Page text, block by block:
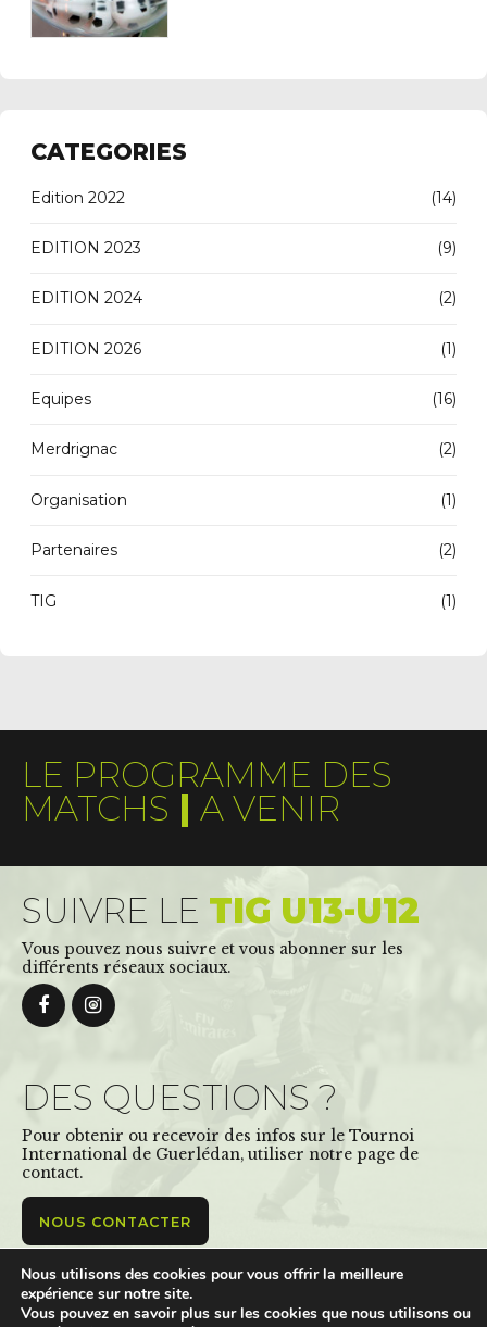
CATEGORIES
Edition 2022 (14)
EDITION 2023 (9)
EDITION 2024 (2)
EDITION 2026 (1)
Equipes (16)
Merdrignac (2)
Organisation (1)
Partenaires (2)
TIG (1)
LE PROGRAMME DES
MATCHS | A VENIR
SUIVRE LE TIG U13-U12
Vous pouvez nous suivre et vous abonner sur les
différents réseaux sociaux.
DES QUESTIONS ?
Pour obtenir ou recevoir des infos sur le Tournoi
International de Guerlédan, utiliser notre page de
contact.
NOUS CONTACTER
Tournoi International de Guerlédan ©Copyright 2019. Tous
Nous utilisons des cookies pour vous offrir la meilleure
expérience sur notre site.
Vous pouvez en savoir plus sur les cookies que nous utilisons ou